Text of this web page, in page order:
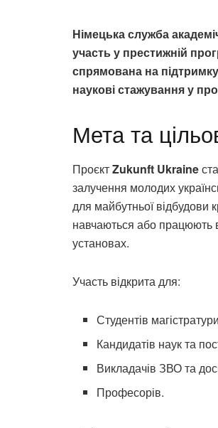
Німецька служба
участь у престижній
спрямована на
наукові стажування у
Мета та
ПроєктZukunft Ukraine
залучення молодих
для майбутньої відбудови
навчаються або працюють
установах.
Участь відкрита для:
Студентів
Кандидатів наук та
Викладачів ЗВО та
Професорів.